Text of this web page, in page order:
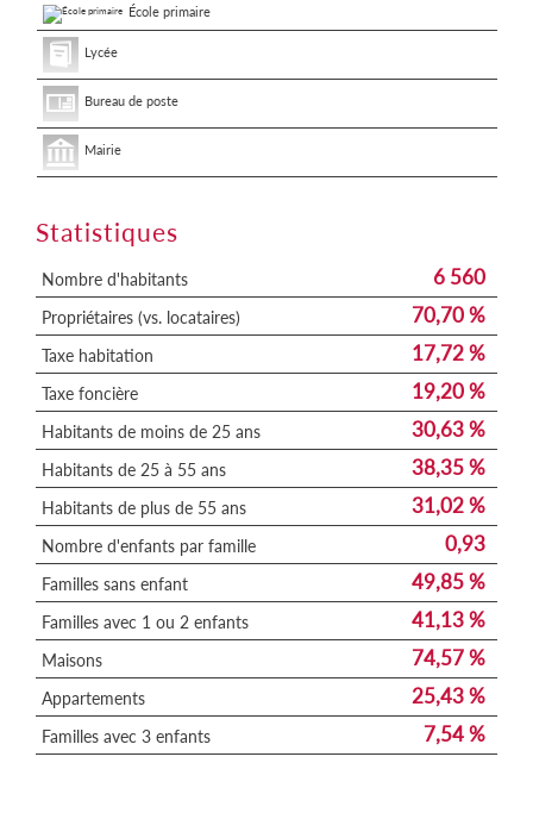
École primaire
Lycée
Bureau de poste
Mairie
Statistiques
Nombre d'habitants 6 560
Propriétaires (vs. locataires) 70,70 %
Taxe habitation 17,72 %
Taxe foncière 19,20 %
Habitants de moins de 25 ans 30,63 %
Habitants de 25 à 55 ans 38,35 %
Habitants de plus de 55 ans 31,02 %
Nombre d'enfants par famille 0,93
Familles sans enfant 49,85 %
Familles avec 1 ou 2 enfants 41,13 %
Maisons 74,57 %
Appartements 25,43 %
Familles avec 3 enfants 7,54 %